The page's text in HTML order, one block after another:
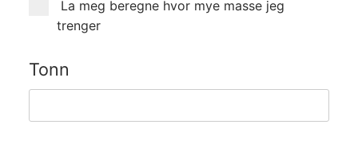
La meg beregne hvor mye masse jeg
trenger
Tonn